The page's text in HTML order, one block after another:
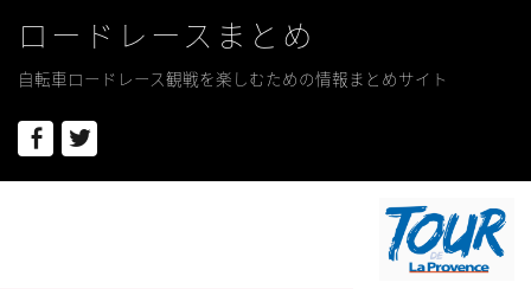
ロードレースまとめ
自転車ロードレース観戦を楽しむための情報まとめサイト
Facebook